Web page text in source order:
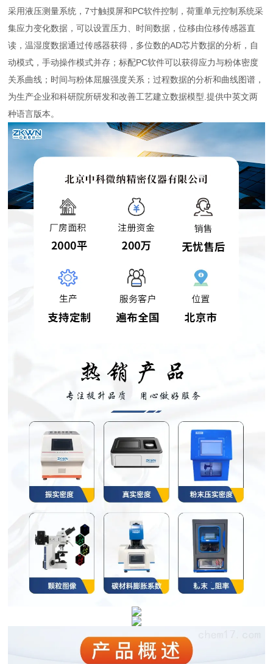
采用液压测量系统，7寸触摸屏和PC软件控制，荷重单元控制系统采
集应力变化数据，可以设置压力、时间数据，位移由位移传感器直
读，温湿度数据通过传感器获得，多位数的AD芯片数据的分析，自
动模式，手动操作模式并存；标配PC软件可以获得应力与粉体密度
关系曲线；时间与粉体屈服强度关系；过程数据的分析和曲线图谱，
为生产企业和科研院所研发和改善工艺建立数据模型.提供中英文两
种语言版本。